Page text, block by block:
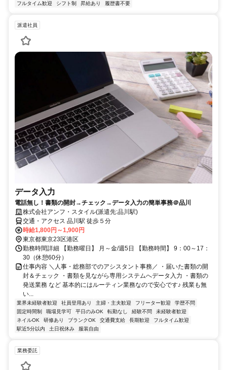
フルタイム歓迎
シフト制 昇給あり 履歴書不要
派遣社員
データ入力
電話無し！書類の開封→チェック→データ入力の簡単事務＠品川
株式会社アンフ・スタイル(派遣先:品川駅)
交通・アクセス 品川駅 徒歩５分
時給1,800円～1,900円
東京都東京23区港区
勤務時間詳細 【勤務曜日】 月～金/週5日 【勤務時間】 9：00～17：
30（休憩60分）
仕事内容 ＼人事・総務部でのアシスタント事務／ ・届いた書類の開
封＆チェック ・書類を見ながら専用システムへデータ入力 ・書類の
発送業務 など 基本的にはルーティン業務なので安心です♪ 残業も無
い...
業界未経験者歓迎 社員登用あり 主婦・主夫歓迎 フリーター歓迎
学歴不問
固定時間制
職場見学可 平日のみOK 転勤なし 経験不問
未経験者歓迎
ネイルOK
研修あり ブランクOK 交通費支給 長期歓迎
フルタイム歓迎
駅近5分以内
土日祝休み 服装自由
業務委託